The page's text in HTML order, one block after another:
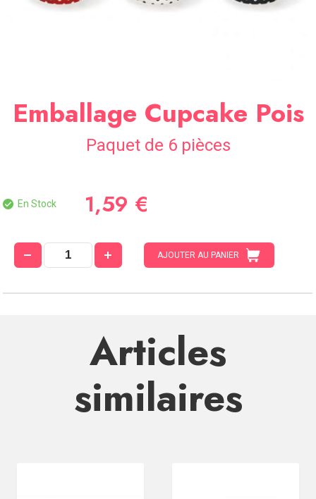
SOIRÉE
SALLE
Emballage Cupcake Pois
Paquet de 6 pièces
En Stock 1,59 €
AJOUTER AU PANIER
Articles
similaires